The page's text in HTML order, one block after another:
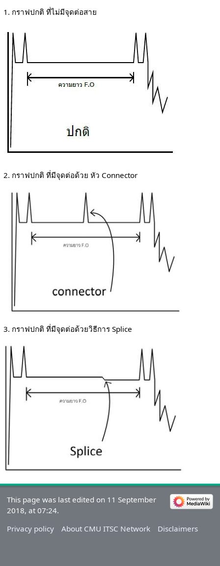
1. กราฟปกติ ที่ไม่มีจุดต่อสาย
2. กราฟปกติ ที่มีจุดต่อด้วย หัว Connector
3. กราฟปกติ ที่มีจุดต่อด้วยวิธีการ Splice
This page was last edited on 11 September
2018, at 07:24.
Privacy policy
About CMU ITSC Network Disclaimers